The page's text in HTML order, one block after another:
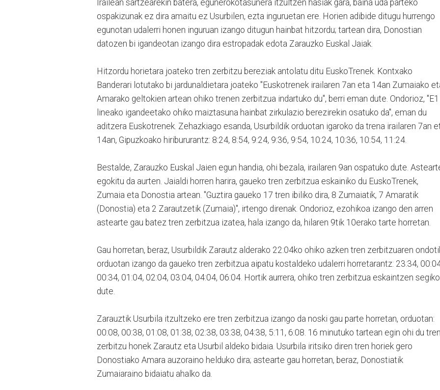
Irailean sartzearekin batera, egunerokotasunera itzultzen hasiak gara, baina uda parteko
ospakizunak ez dira amaitu ez Usurbilen, ezta inguruetan ere. Horien adibide ditugu hurrengo
egunotan udalerri honen inguruan izango ditugun hainbat hitzordu; tartean dira, Donostian
datozen bi igandeotan izango dira estropadak edota Zarauzko Euskal Jaiak.
Hitzordu horietara joateko tren zerbitzu bereziak antolatu ditu EuskoTrenek. Kontxako
Banderari lotutako bi jardunaldietara joateko "Euskotrenek irailaren 7an eta 14an Zumaiako
Amarako geltokien artean ohiko trenen zerbitzua indartuko du", berri eman dute. Ondorioz, "E1
lineako igandeetako ohiko maiztasuna hainbat zirkulazio berezirekin osatuko da", eman du
aditzera Euskotrenek. Zehazkiago esanda, Usurbildik orduotan igaroko da trena irailaren 7an
14an, Gipuzkoako hiribururantz: 8:24, 8:54, 9:24, 9:36, 9:54, 10:24, 10:36, 10:54, 11:24.
Bestalde, Zarauzko Euskal Jaien egun handia, ohi bezala, irailaren 9an ospatuko dute.
egokitu da aurten. Jaialdi horren harira, gaueko tren zerbitzua eskainiko du EuskoTrenek,
Zumaia eta Donostia artean. "Guztira gaueko 17 tren ibiliko dira, 8 Zumaiatik, 7 Amaratik
(Donostia) eta 2 Zarautzetik (Zumaia)", irtengo direnak. Ondorioz, ezohikoa izango den arren
astearte gau batez tren zerbitzua izatea, hala izango da, hilaren 9tik 10erako tarte horretan.
Gau horretan, beraz, Usurbildik Zarautz alderako 22:04ko ohiko azken tren zerbitzuaren
orduotan izango da gaueko tren zerbitzua aipatu kostaldeko udalerri horretarantz: 23:34,
00:34, 01:04, 02:04, 03:04, 04:04, 06:04. Hortik aurrera, ohiko tren zerbitzua eskaintzen segiko
dute.
Zarauztik Usurbila itzultzeko ere tren zerbitzua izango da noski gau parte horretan, orduotan:
00:08, 00:38, 01:08, 01:38, 02:38, 03:38, 04:38, 5:11, 6:08. 16 minutuko tartean egin ohi du tren
zerbitzu honek Zarautz eta Usurbil aldeko bidaia. Usurbila iritsiko diren tren horiek gero
Donostiako Amara auzoraino helduko dira; astearte gau horretan, beraz, Donostiatik
Zumaiaraino bidaiatu ahalko da.